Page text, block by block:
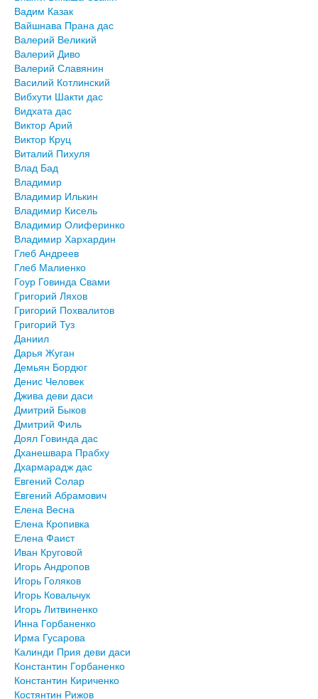
Вадим Казак
Вайшнава Прана дас
Валерий Великий
Валерий Диво
Валерий Славянин
Василий Котлинский
Вибхути Шакти дас
Видхата дас
Виктор Арий
Виктор Круц
Виталий Пихуля
Влад Бад
Владимир
Владимир Илькин
Владимир Кисель
Владимир Олиферинко
Владимир Хархардин
Глеб Андреев
Глеб Малиенко
Гоур Говинда Свами
Григорий Ляхов
Григорий Похвалитов
Григорий Туз
Даниил
Дарья Жуган
Демьян Бордюг
Денис Человек
Джива деви даси
Дмитрий Быков
Дмитрий Филь
Доял Говинда дас
Дханешвара Прабху
Дхармарадж дас
Евгений Солар
Евгений Абрамович
Елена Весна
Елена Кропивка
Елена Фаист
Иван Круговой
Игорь Андропов
Игорь Голяков
Игорь Ковальчук
Игорь Литвиненко
Инна Горбаненко
Ирма Гусарова
Калинди Прия деви даси
Константин Горбаненко
Константин Кириченко
Костянтин Рижов